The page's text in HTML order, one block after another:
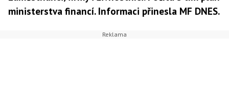
ministerstva financí. Informaci přinesla MF DNES.